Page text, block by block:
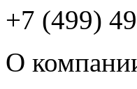
+7 (499)
О